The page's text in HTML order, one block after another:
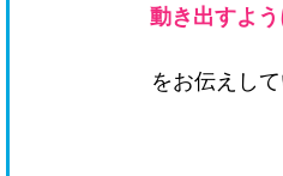
動き出すよ
をお伝えし